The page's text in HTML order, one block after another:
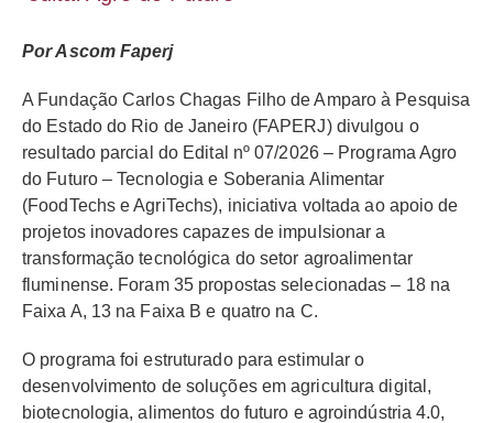
Por Ascom Faperj
A Fundação Carlos Chagas Filho de Amparo à Pesquisa
do Estado do Rio de Janeiro (FAPERJ) divulgou o
resultado parcial do Edital nº 07/2026 – Programa Agro
do Futuro – Tecnologia e Soberania Alimentar
(FoodTechs e AgriTechs), iniciativa voltada ao apoio de
projetos inovadores capazes de impulsionar a
transformação tecnológica do setor agroalimentar
fluminense. Foram 35 propostas selecionadas – 18 na
Faixa A, 13 na Faixa B e quatro na C.
O programa foi estruturado para estimular o
desenvolvimento de soluções em agricultura digital,
biotecnologia, alimentos do futuro e agroindústria 4.0,